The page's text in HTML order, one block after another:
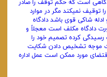
است که حکم توقف را صادر
نمیکند ‌مگر در موارد
شاکی قوی باشد دادگاه
دادگاه مکلف است ‌معجلاً و
رسیدگی کرده تصمیم خود را
موجه تشخیص دادن‌ شکایت
مورد ممکن است عمل اداره